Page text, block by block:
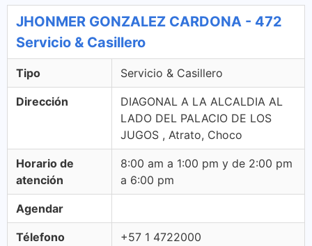
JHONMER GONZALEZ CARDONA - 472
Servicio & Casillero
Tipo Servicio & Casillero
Dirección
DIAGONAL A LA ALCALDIA AL
LADO DEL PALACIO DE LOS
JUGOS , Atrato, Choco
Horario de
atención
8:00 am a 1:00 pm y de 2:00 pm
a 6:00 pm
Agendar
Télefono +57 1 4722000